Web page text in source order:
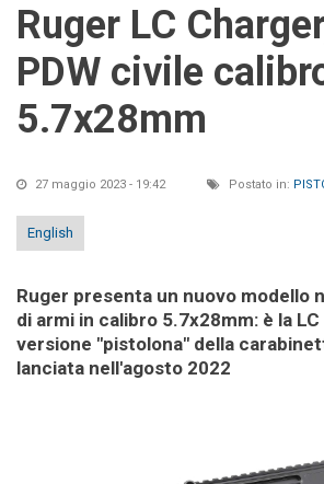
Ruger LC Charger, nuova
PDW civile
5.7x28mm
27 maggio 2023 - 19:42 Postato in:
English
Ruger presenta un nuovo modello
di armi in calibro 5.7x28mm: è la
versione "pistolona" della
lanciata nell'agosto 2022